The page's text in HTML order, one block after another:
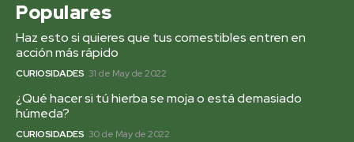
Populares
Haz esto si quieres que tus comestibles entren en
acción más rápido
CURIOSIDADES 31 de May de 2022
¿Qué hacer si tú hierba se moja o está demasiado
húmeda?
CURIOSIDADES 30 de May de 2022